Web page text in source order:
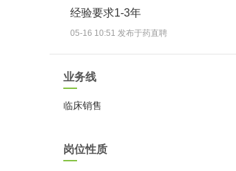
经验要求1-3年
05-16 10:51 发布于药直聘
业务线
临床销售
岗位性质